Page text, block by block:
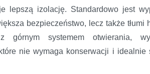
lepszą izolację. Standardowo jest
bezpieczeństwo, lecz także tłumi
górnym systemem otwierania,
nie wymaga konserwacji i